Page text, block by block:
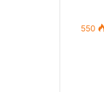
550